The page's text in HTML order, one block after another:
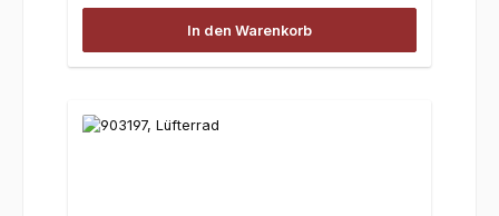
In den Warenkorb